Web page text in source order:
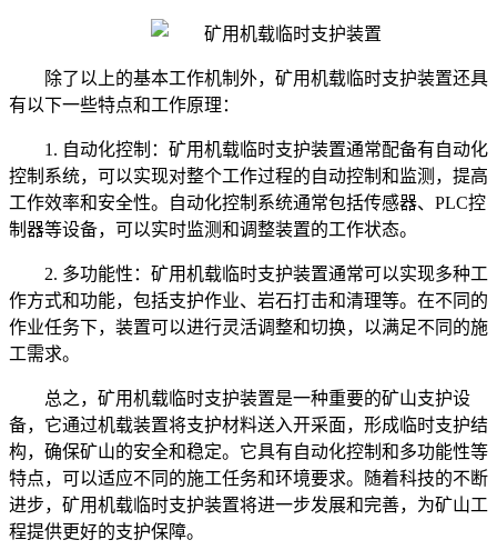
除了以上的基本工作机制外，矿用机载临时支护装置还具
有以下一些特点和工作原理：
1. 自动化控制：矿用机载临时支护装置通常配备有自动化
控制系统，可以实现对整个工作过程的自动控制和监测，提高
工作效率和安全性。自动化控制系统通常包括传感器、PLC控
制器等设备，可以实时监测和调整装置的工作状态。
2. 多功能性：矿用机载临时支护装置通常可以实现多种工
作方式和功能，包括支护作业、岩石打击和清理等。在不同的
作业任务下，装置可以进行灵活调整和切换，以满足不同的施
工需求。
总之，矿用机载临时支护装置是一种重要的矿山支护设
备，它通过机载装置将支护材料送入开采面，形成临时支护结
构，确保矿山的安全和稳定。它具有自动化控制和多功能性等
特点，可以适应不同的施工任务和环境要求。随着科技的不断
进步，矿用机载临时支护装置将进一步发展和完善，为矿山工
程提供更好的支护保障。